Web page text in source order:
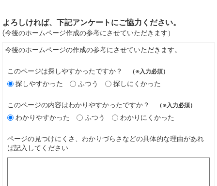
よろしければ、下記アンケートにご協力ください。
(今後のホームページ作成の参考にさせていただきます）
今後のホームページの作成の参考にさせていただきます。
このページは探しやすかったですか？ （※入力必須）
探しやすかった ふつう 探しにくかった
このページの内容はわかりやすかったですか？ （※入力必須）
わかりやすかった ふつう わかりにくかった
ページの見つけにくさ、わかりづらさなどの具体的な理由があれ
ば記入してください